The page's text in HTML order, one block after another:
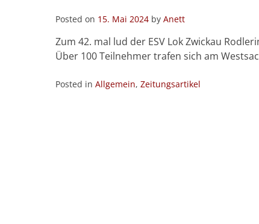
Posted on 15. Mai 2024 by Anett
Zum 42. mal lud der ESV Lok Zwickau
Über 100 Teilnehmer trafen sich am
Posted in Allgemein, Zeitungsartikel